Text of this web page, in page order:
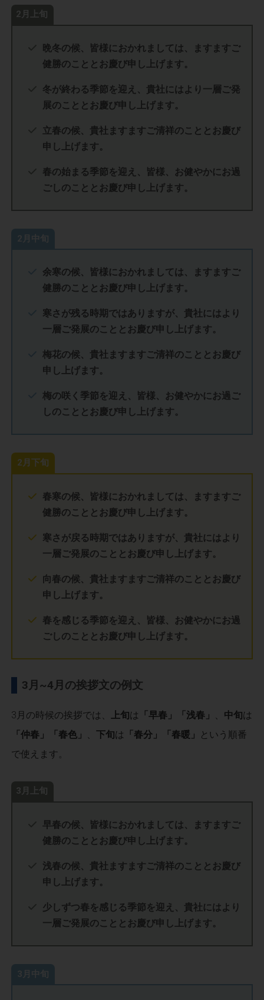
2月上旬
晩冬の候、皆様におかれましては、ますますご
健勝のこととお慶び申し上げます。
冬が終わる季節を迎え、貴社にはより一層ご発
展のこととお慶び申し上げます。
立春の候、貴社ますますご清祥のこととお慶び
申し上げます。
春の始まる季節を迎え、皆様、お健やかにお過
ごしのこととお慶び申し上げます。
2月中旬
余寒の候、皆様におかれましては、ますますご
健勝のこととお慶び申し上げます。
寒さが残る時期ではありますが、貴社にはより
一層ご発展のこととお慶び申し上げます。
梅花の候、貴社ますますご清祥のこととお慶び
申し上げます。
梅の咲く季節を迎え、皆様、お健やかにお過ご
しのこととお慶び申し上げます。
2月下旬
春寒の候、皆様におかれましては、ますますご
健勝のこととお慶び申し上げます。
寒さが戻る時期ではありますが、貴社にはより
一層ご発展のこととお慶び申し上げます。
向春の候、貴社ますますご清祥のこととお慶び
申し上げます。
春を感じる季節を迎え、皆様、お健やかにお過
ごしのこととお慶び申し上げます。
3月~4月の挨拶文の例文
3月の時候の挨拶では、 上旬は 「早春」「浅春」 中旬は
「仲春」「春色」
、下旬は 「春分」「春暖」
という順番
で使えます。
3月上旬
早春の候、皆様におかれましては、ますますご
健勝のこととお慶び申し上げます。
浅春の候、貴社ますますご清祥のこととお慶び
申し上げます。
少しずつ春を感じる季節を迎え、貴社にはより
一層ご発展のこととお慶び申し上げます。
3月中旬